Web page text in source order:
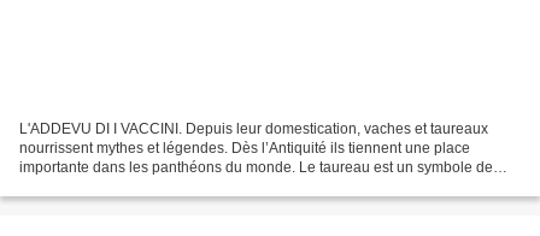
L'ADDEVU DI I VACCINI. Depuis leur domestication, vaches et taureaux
nourrissent mythes et légendes. Dès l’Antiquité ils tiennent une place
importante dans les panthéons du monde. Le taureau est un symbole de